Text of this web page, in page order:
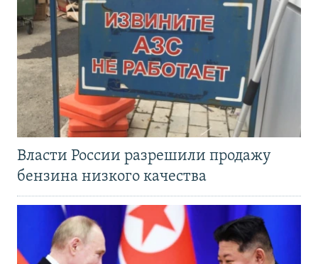
Власти России разрешили продажу
бензина низкого качества